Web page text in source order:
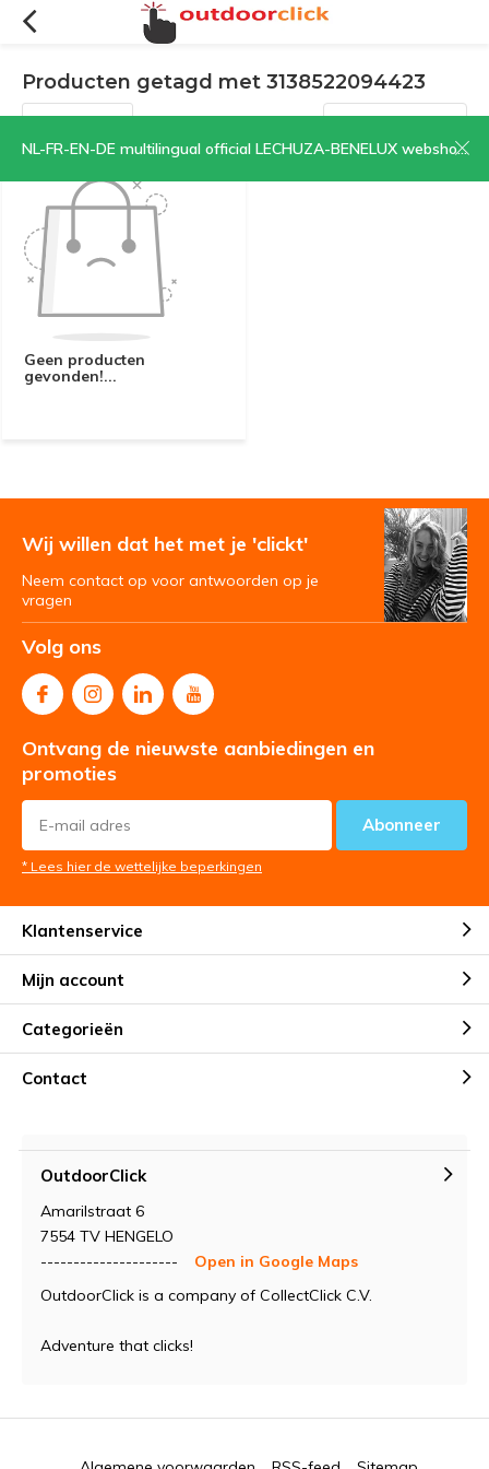
NL-FR-EN-DE multilingual official LECHUZA-BENELUX webshop | CLICK HERE NOW!
Producten getagd met 3138522094423
Filters Sorteren op:
Geen producten
gevonden!...
Wij willen dat het met je 'clickt'
Neem contact op voor antwoorden op je
vragen
Volg ons
Ontvang de nieuwste aanbiedingen en
promoties
Abonneer
* Lees hier de wettelijke beperkingen
Klantenservice
Mijn account
Categorieën
Contact
OutdoorClick
Amarilstraat 6
7554 TV HENGELO
---------------------
Open in Google Maps
OutdoorClick is a company of CollectClick C.V.
Adventure that clicks!